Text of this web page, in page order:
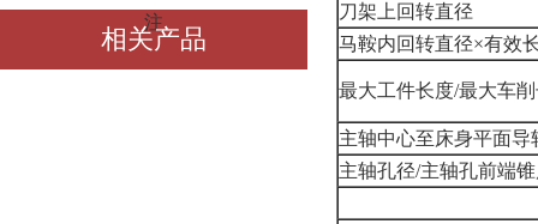
注
相关产品
刀架上回转直径
马鞍内回转直径×有效
最大工件长度/最大车
主轴中心至床身平面导
主轴孔径/主轴孔前端